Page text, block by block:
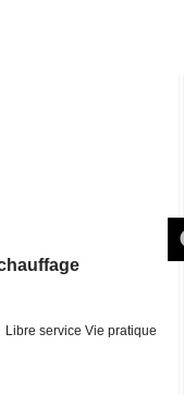
Libre service Vie pratique